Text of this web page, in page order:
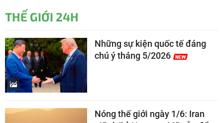
THẾ GIỚI 24H
Những sự kiện quốc tế đáng
chú ý tháng 5/2026
Nóng thế giới ngày 1/6: Iran